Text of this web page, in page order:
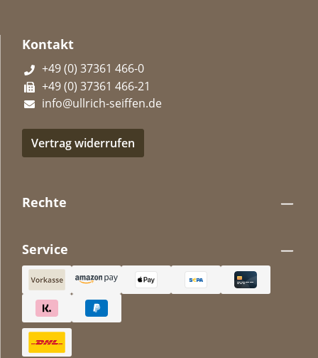
Kontakt
+49 (0) 37361 466-0
+49 (0) 37361 466-21
info@ullrich-seiffen.de
Vertrag widerrufen
Rechte
Service